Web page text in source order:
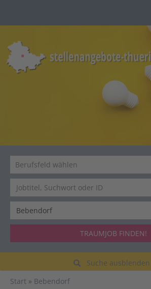
TRAUMJOB FINDEN!
Suche ausblenden
Start
Bebendorf